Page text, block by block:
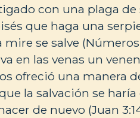
con una plaga de
que haga una
se salve
en las venas un
ofreció una manera
la salvación se
de nuevo (Juan